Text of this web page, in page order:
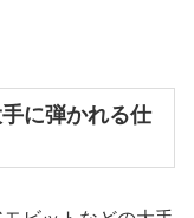
に弾かれる仕